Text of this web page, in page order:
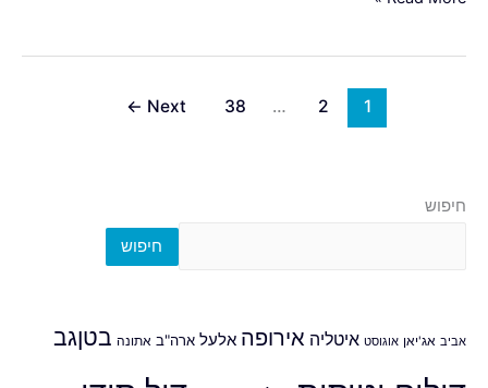
1
2
…
38
Next
←
חיפוש
חיפוש
אביב אג'יאן אוגוסט איטליה אירופה אלעל ארה"ב אתונה בטןגב